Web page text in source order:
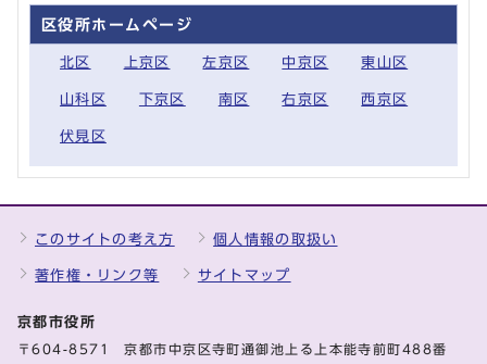
区役所ホームページ
北区 上京区 左京区 中京区 東山区
山科区 下京区 南区 右京区 西京区
伏見区
このサイトの考え方 個人情報の取扱い
著作権・リンク等 サイトマップ
京都市役所
〒604-8571 京都市中京区寺町通御池上る上本能寺前町488番